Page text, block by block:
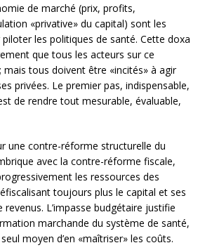
de marché (prix, profits,
«privative» du capital) sont les
les politiques de santé. Cette doxa
que tous les acteurs sur ce
mais tous doivent être «incités» à agir
privées. Le premier pas, indispensable,
de rendre tout mesurable, évaluable,
une contre-réforme structurelle du
avec la contre-réforme fiscale,
les ressources des
toujours plus le capital et ses
L’impasse budgétaire justifie
marchande du système de santé,
moyen d’en «maîtriser» les coûts.